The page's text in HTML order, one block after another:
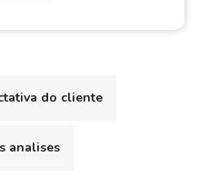
do cliente
analises